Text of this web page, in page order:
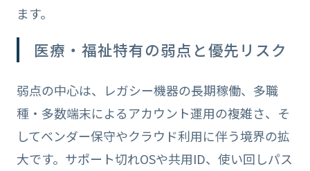
ます。
医療・福祉特有の弱点と優先リスク
弱点の中心は、レガシー機器の長期稼働、多職
種・多数端末によるアカウント運用の複雑さ、そ
してベンダー保守やクラウド利用に伴う境界の拡
大です。サポート切れOSや共用ID、使い回しパス